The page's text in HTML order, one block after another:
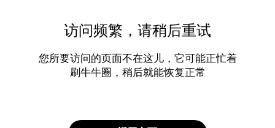
访问频繁，请稍后重试
您所要访问的页面不在这儿，它可能正忙着
刷牛牛圈，稍后就能恢复正常